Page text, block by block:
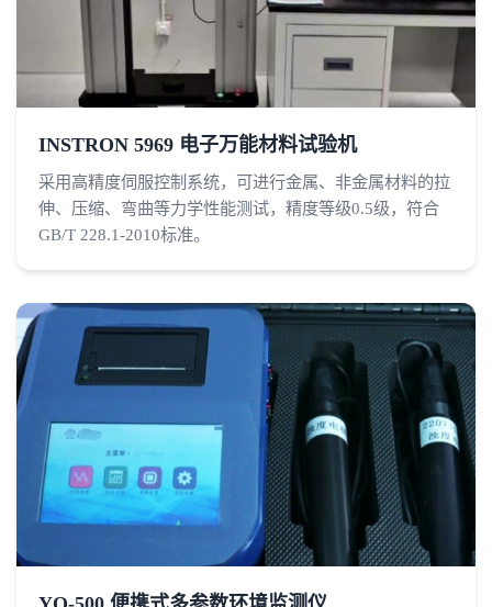
INSTRON 5969 电子万能材料试验机
采用高精度伺服控制系统，可进行金属、非金属材料的拉
伸、压缩、弯曲等力学性能测试，精度等级0.5级，符合
GB/T 228.1-2010标准。